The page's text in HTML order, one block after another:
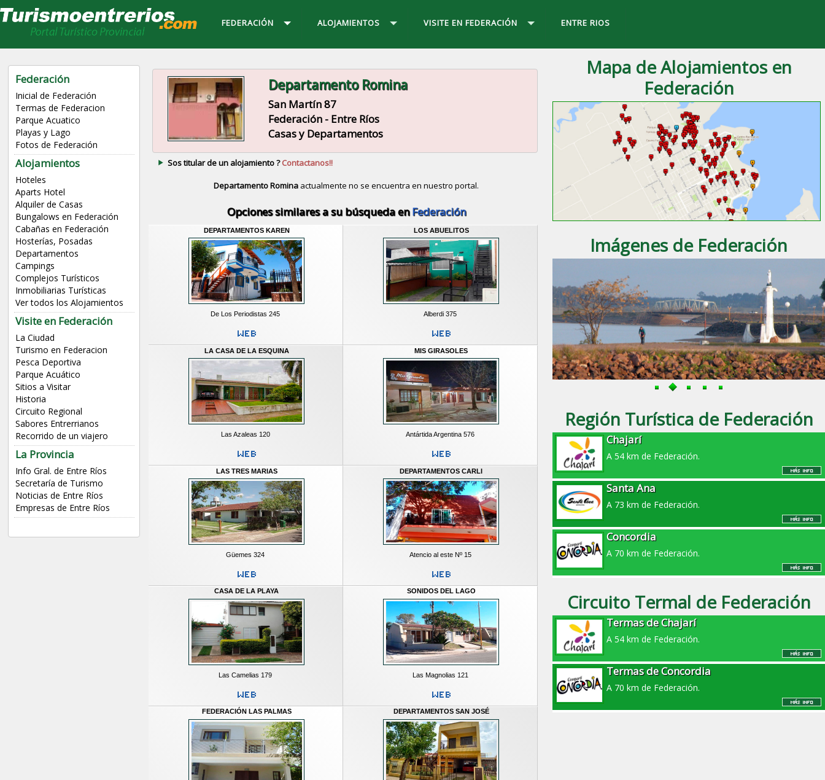
FEDERACIÓN ALOJAMIENTOS VISITE EN FEDERACIÓN ENTRE RIOS
Federación
Inicial de Federación
Termas de Federacion
Parque Acuatico
Playas y Lago
Fotos de Federación
Alojamientos
Hoteles
Aparts Hotel
Alquiler de Casas
Bungalows en Federación
Cabañas en Federación
Hosterías, Posadas
Departamentos
Campings
Complejos Turísticos
Inmobiliarias Turísticas
Ver todos los Alojamientos
Visite en Federación
La Ciudad
Turismo en Federacion
Pesca Deportiva
Parque Acuático
Sitios a Visitar
Historia
Circuito Regional
Sabores Entrerrianos
Recorrido de un viajero
La Provincia
Info Gral. de Entre Ríos
Secretaría de Turismo
Noticias de Entre Ríos
Empresas de Entre Ríos
Departamento Romina
San Martín 87
Federación - Entre Ríos
Casas y Departamentos
Sos titular de un alojamiento ?Contactanos!!
Departamento Romina actualmente no se encuentra en nuestro portal.
, Entre Ríos.
Opciones similares a su búsqueda enFederación
DEPARTAMENTOS KAREN
De Los Periodistas 245
LOS ABUELITOS
Alberdi 375
LA CASA DE LA ESQUINA
Las Azaleas 120
MIS GIRASOLES
Antártida Argentina 576
LAS TRES MARIAS
Güemes 324
DEPARTAMENTOS CARLI
Atencio al este Nº 15
CASA DE LA PLAYA
Las Camelias 179
SONIDOS DEL LAGO
Las Magnolias 121
FEDERACIÓN LAS PALMAS DEPARTAMENTOS SAN JOSÉ
Mapa de Alojamientos en
Federación
Imágenes de Federación
Región Turística de Federación
Chajarí
A 54 km de Federación.
Santa Ana
A 73 km de Federación.
Concordia
A 70 km de Federación.
Circuito Termal de Federación
Termas de Chajarí
A 54 km de Federación.
Termas de Concordia
A 70 km de Federación.